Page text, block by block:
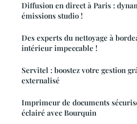
Diffusion en direct à Paris :
émissions studio !
Des experts du nettoyage à
intérieur impeccable !
Servitel : boostez votre gestion
externalisé
Imprimeur de documents
éclairé avec Bourquin